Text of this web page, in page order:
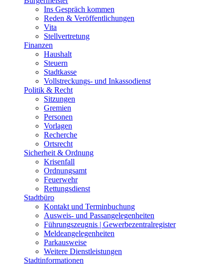
Ins Gespräch kommen
Reden & Veröffentlichungen
Vita
Stellvertretung
Finanzen
Haushalt
Steuern
Stadtkasse
Vollstreckungs- und Inkassodienst
Politik & Recht
Sitzungen
Gremien
Personen
Vorlagen
Recherche
Ortsrecht
Sicherheit & Ordnung
Krisenfall
Ordnungsamt
Feuerwehr
Rettungsdienst
Stadtbüro
Kontakt und Terminbuchung
Ausweis- und Passangelegenheiten
Führungszeugnis | Gewerbezentralregister
Meldeangelegenheiten
Parkausweise
Weitere Dienstleistungen
Stadtinformationen